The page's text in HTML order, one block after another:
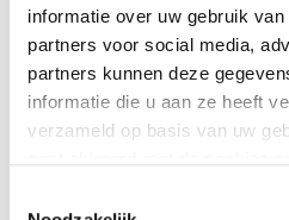
informatie over uw gebruik
partners voor social media,
partners kunnen deze
informatie die u aan ze heeft
verzameld op basis van uw